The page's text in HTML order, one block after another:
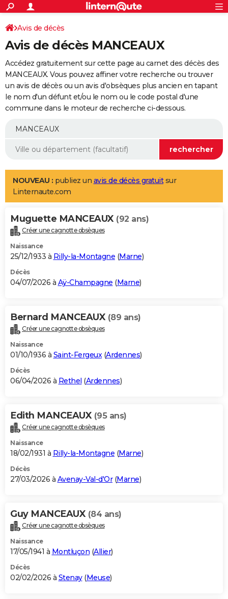
ACTUALITÉS
Politique
Société
Faits Divers
Education
Monde
Villes
+
SPORT
Coupe du monde 2026
Football
Tennis
Cyclisme
Rugby
Forum
Programme TV
TNT
Streaming
Cinéma
Sorties cinéma
Musique
+
FINANCE
Impôts
Immobilier
Risques naturels par ville
Banque
Assurance
Crédit
AUTO
Essais
Réserver un essai
Citadines
Berlines
SUV
Forum auto
+
Mobiles
Meilleur smartphone
Internet
Ordinateurs
Jeux vidéo
Guide high-tech
Aménagement intérieur
LIFESTYLE
Art de vivre
Bien-être
Loisirs
Mode
Modes de vie
Alimentation
Guide de la santé
Maladies
Médicaments
Sommeil
VOYAGE
Destinations
City break
Voyage nature
Voyage de noces
Forum
Climat
+PHOTO
GUIDES D'ACHAT
BONS PLANS
Carte de Noël
Carte Bonne année
Carte Saint-Valentin
Carte Pâques
Carte d'anniversaire
DICTIONNAIRE
Dictionnaire
Biographies
Citations
Expressions
Proverbes
PROGRAMME TV
S'inscrire
Se connecter
Lycées
Collèges
Primaires
Universités
Entreprises
Service militaire
Avis de recherche
AVIS DE DÉCÈS
Bricolage
Lifestyle
Culture
Sport
Auto
Television
Voyage
Cinema
Avis de décès
Avis de décès MANCEAUX
Accédez gratuitement sur cette page au carnet des décès des
MANCEAUX. Vous pouvez affiner votre recherche ou trouver
un avis de décès ou un avis d'obsèques plus ancien en tapant
le nom d'un défunt et/ou le nom ou le code postal d'une
commune dans le moteur de recherche ci-dessous.
NOUVEAU : publiez un avis de décès gratuitsur
Linternaute.com
Muguette MANCEAUX (92 ans)
Créer une cagnotte obsèques
Naissance
25/12/1933 à Rilly-la-Montagne (Marne)
Décès
04/07/2026 à Aÿ-Champagne (Marne)
Bernard MANCEAUX (89 ans)
Créer une cagnotte obsèques
Naissance
01/10/1936 à Saint-Fergeux(Ardennes)
Décès
06/04/2026 à Rethel (Ardennes)
Edith MANCEAUX (95 ans)
Créer une cagnotte obsèques
Naissance
18/02/1931 à Rilly-la-Montagne (Marne)
Décès
27/03/2026 à Avenay-Val-d'Or(Marne)
Guy MANCEAUX (84 ans)
Créer une cagnotte obsèques
Naissance
17/05/1941 à Montluçon (Allier)
Décès
02/02/2026 à Stenay(Meuse)